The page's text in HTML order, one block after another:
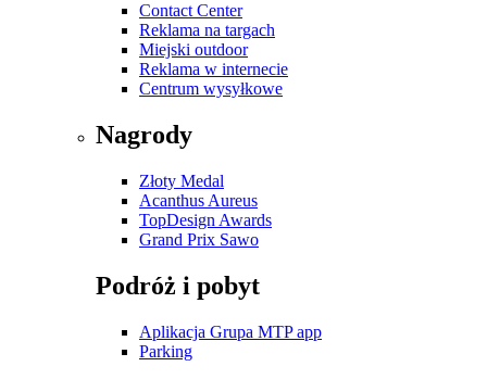
Contact Center
Reklama na targach
Miejski outdoor
Reklama w internecie
Centrum wysyłkowe
Nagrody
Złoty Medal
Acanthus Aureus
TopDesign Awards
Grand Prix Sawo
Podróż i pobyt
Aplikacja Grupa MTP app
Parking